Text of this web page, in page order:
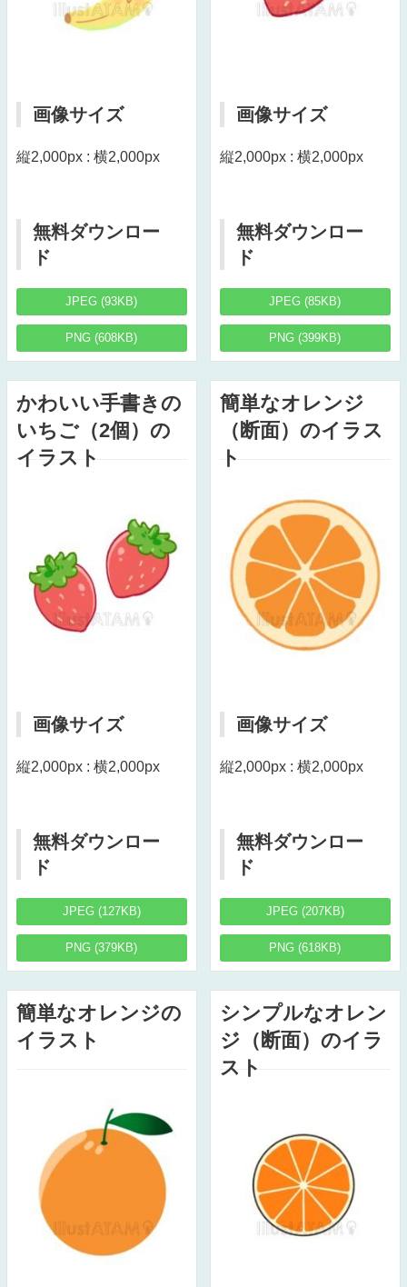
画像サイズ
縦2,000px : 横2,000px
無料ダウンロー
ド
JPEG (93KB)
PNG (608KB)
画像サイズ
縦2,000px : 横2,000px
無料ダウンロー
ド
JPEG (85KB)
PNG (399KB)
かわいい手書きの
いちご（2個）の
イラスト
画像サイズ
縦2,000px : 横2,000px
無料ダウンロー
ド
JPEG (127KB)
PNG (379KB)
簡単なオレンジ
（断面）のイラス
ト
画像サイズ
縦2,000px : 横2,000px
無料ダウンロー
ド
JPEG (207KB)
PNG (618KB)
簡単なオレンジの
イラスト
シンプルなオレン
ジ（断面）のイラ
スト